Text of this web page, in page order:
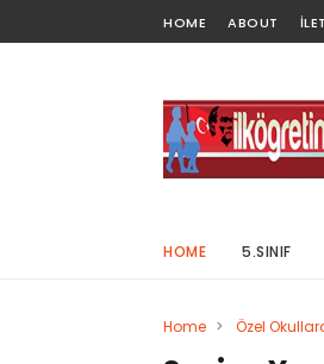
HOME ABOUT
HOME 5.SINIF
Home > Özel